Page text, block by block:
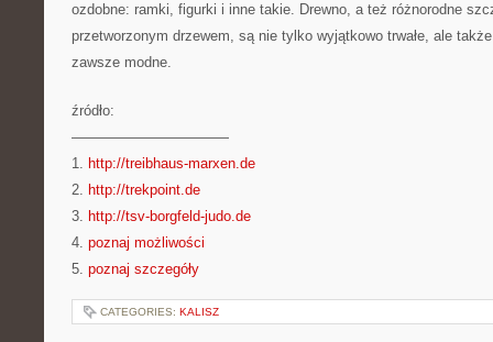
ozdobne: ramki, figurki i inne takie. Drewno, a też różnorodne
przetworzonym drzewem, są nie tylko wyjątkowo trwałe, ale
zawsze modne.
źródło:
———————————
1. http://treibhaus-marxen.de
2. http://trekpoint.de
3. http://tsv-borgfeld-judo.de
4. poznaj możliwości
5. poznaj szczegóły
CATEGORIES: KALISZ